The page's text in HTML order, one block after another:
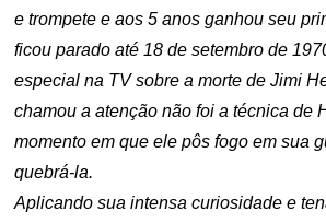
e trompete e aos 5 anos ganhou seu
ficou parado até 18 de setembro de
especial na TV sobre a morte de Jimi
chamou a atenção não foi a técnica de
momento em que ele pôs fogo em sua
quebrá-la.
Aplicando sua intensa curiosidade e